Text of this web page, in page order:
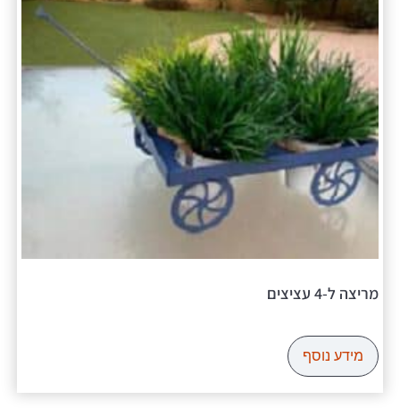
מריצה ל-4 עציצים
מידע נוסף